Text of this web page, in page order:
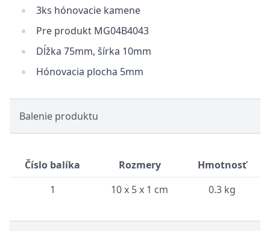
3ks hónovacie kamene
Pre produkt MG04B4043
Dĺžka 75mm, šírka 10mm
Hónovacia plocha 5mm
Balenie produktu
Číslo balíka Rozmery
Hmotnosť
1
10 x 5 x 1 cm 0.3 kg